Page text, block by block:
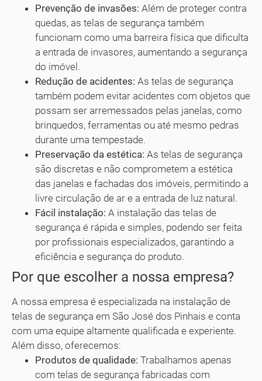
Prevenção de invasões: Além de proteger contra
quedas, as telas de segurança também
funcionam como uma barreira física que dificulta
a entrada de invasores, aumentando a segurança
do imóvel.
Redução de acidentes: As telas de segurança
também podem evitar acidentes com objetos que
possam ser arremessados pelas janelas, como
brinquedos, ferramentas ou até mesmo pedras
durante uma tempestade.
Preservação da estética: As telas de segurança
são discretas e não comprometem a estética
das janelas e fachadas dos imóveis, permitindo a
livre circulação de ar e a entrada de luz natural.
Fácil instalação: A instalação das telas de
segurança é rápida e simples, podendo ser feita
por profissionais especializados, garantindo a
eficiência e segurança do produto.
Por que escolher a nossa empresa?
A nossa empresa é especializada na instalação de
telas de segurança em São José dos Pinhais e conta
com uma equipe altamente qualificada e experiente.
Além disso, oferecemos:
Produtos de qualidade: Trabalhamos apenas
com telas de segurança fabricadas com